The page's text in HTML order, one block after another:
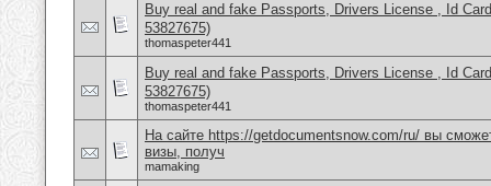
Buy real and fake Passports, Drivers License , Id
53827675)
thomaspeter441
Buy real and fake Passports, Drivers License , Id
53827675)
thomaspeter441
На сайте https://getdocumentsnow.com/ru/ вы
визы, получ
mamaking